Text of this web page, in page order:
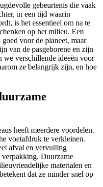
gebeurtenis die vaak
in een tijd waarin
is het essentieel om na te
op het milieu. Een
voor de planeet, maar
van de pasgeborene en zijn
we verschillende ideeën voor
ze belangrijk zijn, en hoe
heeft meerdere voordelen.
voetafdruk te verkleinen.
afval en vervuiling
verpakking. Duurzame
materialen en
dat ze minder snel op